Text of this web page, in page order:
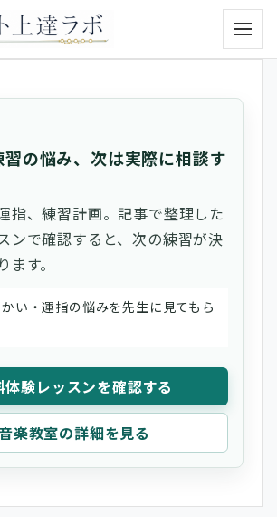
メニ
習の悩み、次は実際に相談す
指、練習計画。記事で整理した
ンで確認すると、次の練習が決
す。
い・運指の悩みを先生に見てもら
体験レッスンを確認する
楽教室の詳細を見る